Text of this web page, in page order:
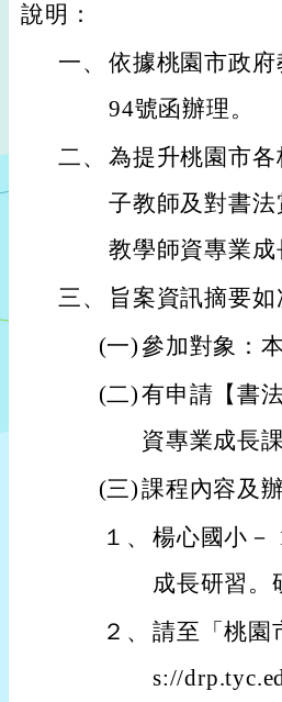
說明：
一、 依據桃園市政
94號函辦理。
二、 為提升桃園市
子教師及對書
教學師資專業成
三、
旨案資訊摘要如
(一)參加對象：
(二)有申請【書
資專業成長
(三)課程內容及
１、 楊心國小－
成長研習。
２、 請至「桃園
s://